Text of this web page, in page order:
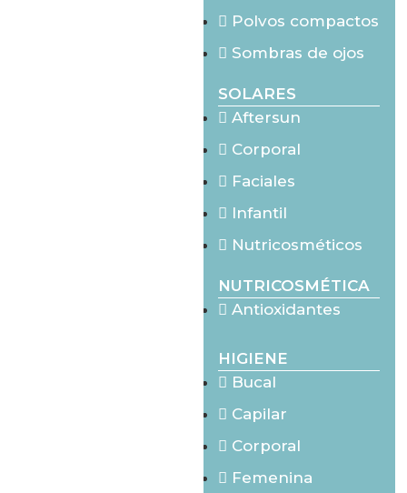
Polvos compactos
Sombras de ojos
SOLARES
Aftersun
Corporal
Faciales
Infantil
Nutricosméticos
NUTRICOSMÉTICA
Antioxidantes
HIGIENE
Bucal
Capilar
Corporal
Femenina